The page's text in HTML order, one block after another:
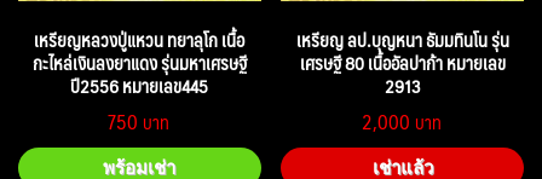
เหรียญหลวงปู่แหวน ทยาลุโก เนื้อ
กะไหล่เงินลงยาแดง รุ่นมหาเศรษฐี
ปี2556 หมายเลข445
750
พร้อมเช่า
เหรียญ ลป.บุญหนา ธัมมทินโน รุ่น
เศรษฐี 80 เนื้ออัลปาก้า หมายเลข
2913
2,000
เช่าแล้ว